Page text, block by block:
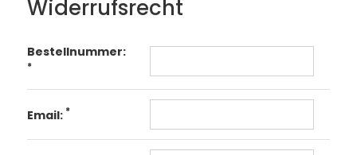
Widerrufsrecht
Bestellnummer:
*
Email: *